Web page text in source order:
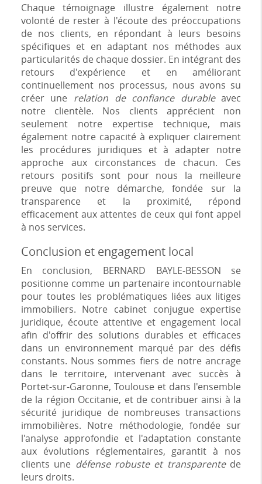
Chaque témoignage illustre également notre
volonté de rester à l'écoute des préoccupations
de nos clients, en répondant à leurs besoins
spécifiques et en adaptant nos méthodes aux
particularités de chaque dossier. En intégrant des
retours d'expérience et en améliorant
continuellement nos processus, nous avons su
créer une relation de confiance durableavec
notre clientèle. Nos clients apprécient non
seulement notre expertise technique, mais
également notre capacité à expliquer clairement
les procédures juridiques et à adapter notre
approche aux circonstances de chacun. Ces
retours positifs sont pour nous la meilleure
preuve que notre démarche, fondée sur la
transparence et la proximité, répond
efficacement aux attentes de ceux qui font appel
à nos services.
Conclusion et engagement local
En conclusion, BERNARD BAYLE-BESSON se
positionne comme un partenaire incontournable
pour toutes les problématiques liées aux litiges
immobiliers. Notre cabinet conjugue expertise
juridique, écoute attentive et engagement local
afin d'offrir des solutions durables et efficaces
dans un environnement marqué par des défis
constants. Nous sommes fiers de notre ancrage
dans le territoire, intervenant avec succès à
Portet-sur-Garonne, Toulouse et dans l'ensemble
de la région Occitanie, et de contribuer ainsi à la
sécurité juridique de nombreuses transactions
immobilières. Notre méthodologie, fondée sur
l'analyse approfondie et l'adaptation constante
aux évolutions réglementaires, garantit à nos
clients une défense robuste et transparentede
leurs droits.